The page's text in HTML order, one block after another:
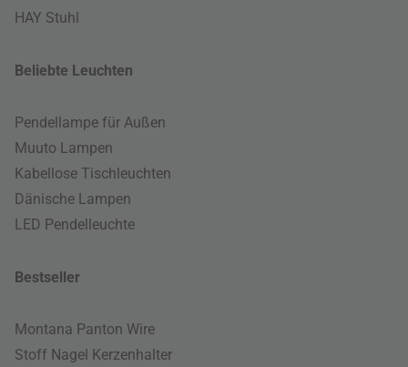
HAY Stuhl
Beliebte Leuchten
Pendellampe für Außen
Muuto Lampen
Kabellose Tischleuchten
Dänische Lampen
LED Pendelleuchte
Bestseller
Montana Panton Wire
Stoff Nagel Kerzenhalter